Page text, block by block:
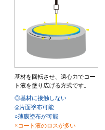
基材を回転させ、遠心力でコー
ト液を塗り広げる方式です。
◎基材に接触しない
◎片面塗布可能
○薄膜塗布が可能
×コート液のロスが多い